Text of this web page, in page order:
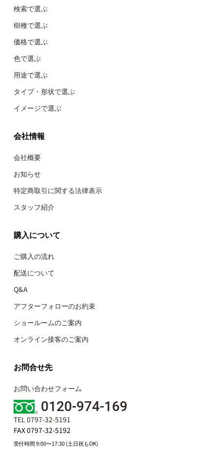
検索で選ぶ
樹種で選ぶ
価格で選ぶ
色で選ぶ
用途で選ぶ
タイプ・形状で選ぶ
イメージで選ぶ
会社情報
会社概要
お知らせ
特定商取引に関する法律表示
スタッフ紹介
購入について
ご購入の流れ
配送について
Q&A
アフターフォローのお約束
ショールームのご案内
オンライン接客のご案内
お問合せ先
お問い合わせフォーム
0120-974-169
TEL 0797-32-5191
FAX 0797-32-5192
受付時間 9:00〜17:30 (土日祝もOK)